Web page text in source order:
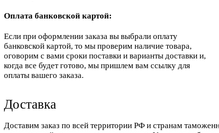
Оплата банковской картой:
Если при оформлении заказа вы выбрали оплату
банковской картой, то мы проверим наличие товара,
оговорим с вами сроки поставки и варианты доставки и,
когда все будет готово, мы пришлем вам ссылку для
оплаты вашего заказа.
Доставка
Доставим заказ по всей территории РФ и странам